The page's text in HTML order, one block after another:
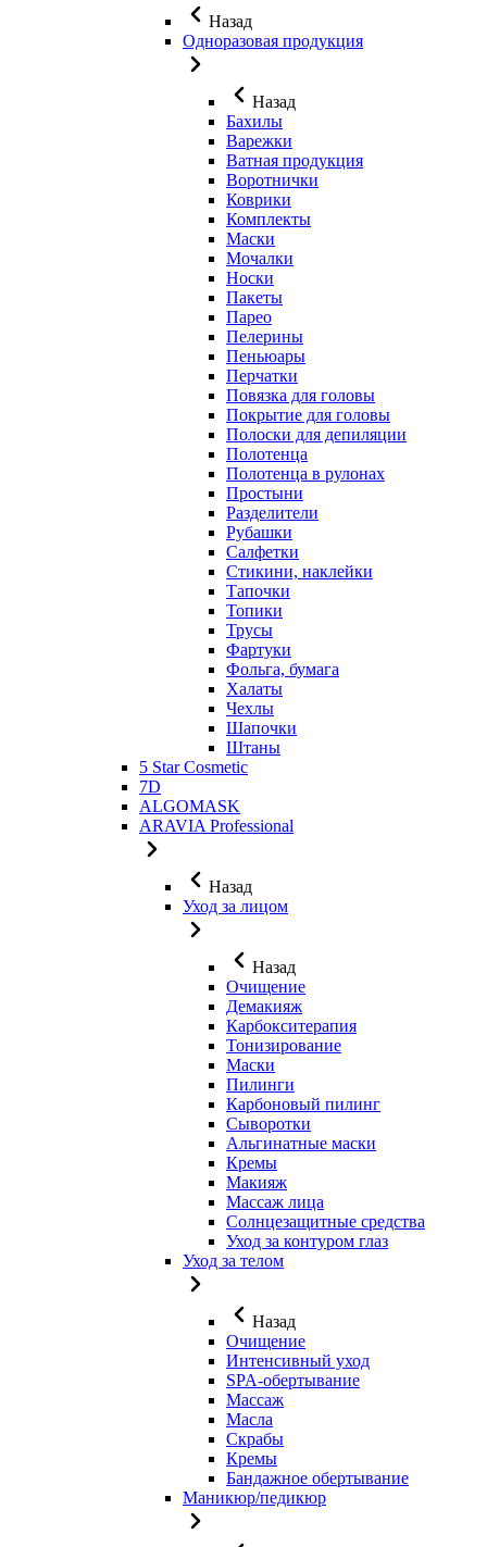
Назад
Одноразовая продукция
Назад
Бахилы
Варежки
Ватная продукция
Воротнички
Коврики
Комплекты
Маски
Мочалки
Носки
Пакеты
Парео
Пелерины
Пеньюары
Перчатки
Повязка для головы
Покрытие для головы
Полоски для депиляции
Полотенца
Полотенца в рулонах
Простыни
Разделители
Рубашки
Салфетки
Стикини, наклейки
Тапочки
Топики
Трусы
Фартуки
Фольга, бумага
Халаты
Чехлы
Шапочки
Штаны
5 Star Cosmetic
7D
ALGOMASK
ARAVIA Professional
Назад
Уход за лицом
Назад
Очищение
Демакияж
Карбокситерапия
Тонизирование
Маски
Пилинги
Карбоновый пилинг
Сыворотки
Альгинатные маски
Кремы
Макияж
Массаж лица
Солнцезащитные средства
Уход за контуром глаз
Уход за телом
Назад
Очищение
Интенсивный уход
SPA-обертывание
Массаж
Масла
Скрабы
Кремы
Бандажное обертывание
Маникюр/педикюр